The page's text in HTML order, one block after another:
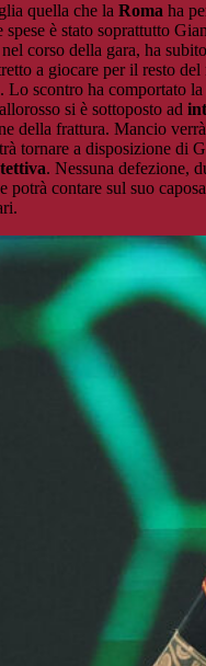
quella che la Roma ha
spese è stato soprattutto
corso della gara, ha subito
a giocare per il resto del
Lo scontro ha comportato la
si è sottoposto ad
della frattura. Mancio
tornare a disposizione di
. Nessuna defezione,
potrà contare sul suo